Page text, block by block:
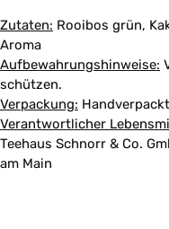
Zutaten: Rooibos grün,
Aroma
Aufbewahrungshinweise:
schützen.
Verpackung:
Verantwortlicher
Teehaus Schnorr & Co.
am Main